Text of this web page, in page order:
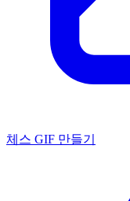
체스 GIF 만들기